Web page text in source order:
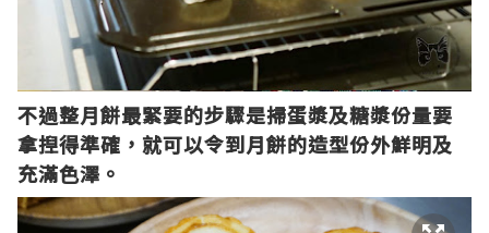
不過整月餅最緊要的步驟是掃蛋漿及糖漿份量要
拿揑得準確，就可以令到月餅的造型份外鮮明及
充滿色澤。